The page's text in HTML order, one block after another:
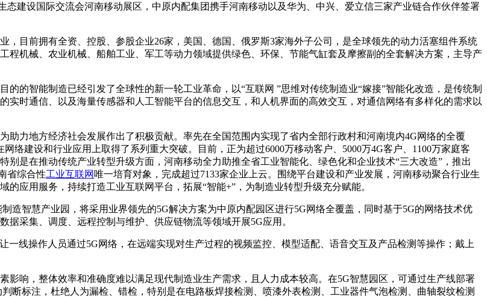
态建设国际交流会河南移动展区，中原内配集团携手河南移动以及华为、中兴、爱立信三家产业链合作伙伴签署
目前拥有全资、控股、参股企业26家，美国、德国、俄罗斯3家海外子公司，是全球领先的动力活塞组件系统
程机械、农业机械、船舶工业、军工等动力领域提供绿色、环保、节能气缸套及摩擦副的全套解决方案，主导产
智能制造已经引发了全球性的新一轮工业革命，以“互联网 ”思维对传统制造业“嫁接”智能化改造，是传统制
时通信、以及海量传感器和人工智能平台的信息交互，和人机界面的高效交互，对通信网络有多样化的需求以
力地方经济社会发展作出了积极贡献。率先在全国范围内实现了省内全部行政村和河南境内4G网络的全覆
络建设和行业应用上取得了系列重大突破。目前，正为超过6000万移动客户、5000万4G客户、1100万家庭客
别是在推动传统产业转型升级方面，河南移动全力助推全省工业智能化、绿色化和企业技术“三大改造”，推出
省综合性工业互联网 唯一培育对象，完成超过7133家企业上云。围绕平台建设和产业发展，河南移动聚合行业生
应用服务，持续打造工业互联网平台，拓展“智能+”，为制造业转型升级充分赋能。
智慧产业园，将采用业界领先的5G解决方案为中原内配园区进行5G网络全覆盖，同时基于5G的网络技术优
采集、调度、远程控制与维护、供应链物流等领域开展5G应用。
一线操作人员通过5G网络，在远端实现对生产过程的视频监控、模型适配、语音交互及产品检测等操作；戴上
响，整体效率和准确度难以满足现代制造业生产需求，且人力成本较高。在5G智慧园区，可通过生产线部署
断标注，杜绝人为漏检、错检，特别是在电路板焊接检测、喷漆外表检测、工业器件气泡检测、曲轴裂纹检测